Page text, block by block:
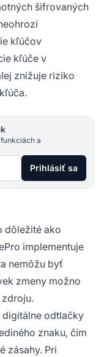
šifrovaných
kľúčov
kľúče v
znižuje riziko
a
Prihlásiť sa
dôležité ako
implementuje
nemôžu byť
zmeny možno
odtlačky
znaku, čím
zásahy. Pri